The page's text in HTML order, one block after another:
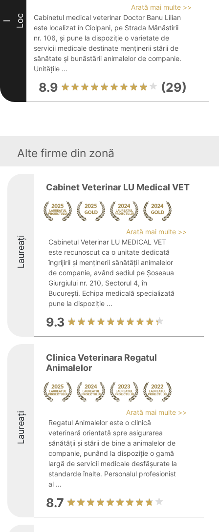
I Loc
Arată mai multe >>
Cabinetul medical veterinar Doctor Banu Lilian
este localizat în Ciolpani, pe Strada Mănăstirii
nr. 106, și pune la dispoziție o varietate de
servicii medicale destinate menținerii stării de
sănătate și bunăstării animalelor de companie.
Unitățile ...
8.9 (29)
Alte firme din zonă
Laureați
Cabinet Veterinar LU Medical VET
Arată mai multe >>
Cabinetul Veterinar LU MEDICAL VET
este recunoscut ca o unitate dedicată
îngrijirii și menținerii sănătății animalelor
de companie, având sediul pe Șoseaua
Giurgiului nr. 210, Sectorul 4, în
București. Echipa medicală specializată
pune la dispoziție ...
9.3
Laureați
Clinica Veterinara Regatul
Animalelor
Arată mai multe >>
Regatul Animalelor este o clinică
veterinară orientată spre asigurarea
sănătății și stării de bine a animalelor de
companie, punând la dispoziție o gamă
largă de servicii medicale desfășurate la
standarde înalte. Personalul profesionist
al ...
8.7